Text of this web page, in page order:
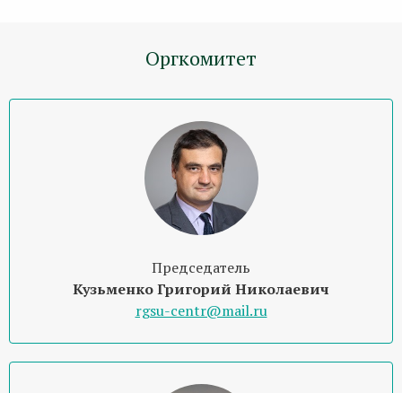
Оргкомитет
Председатель
Кузьменко Григорий Николаевич
rgsu-centr@mail.ru